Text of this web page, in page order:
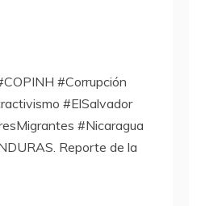
#Corrupción
#ElSalvador
#Nicaragua
Reporte de la